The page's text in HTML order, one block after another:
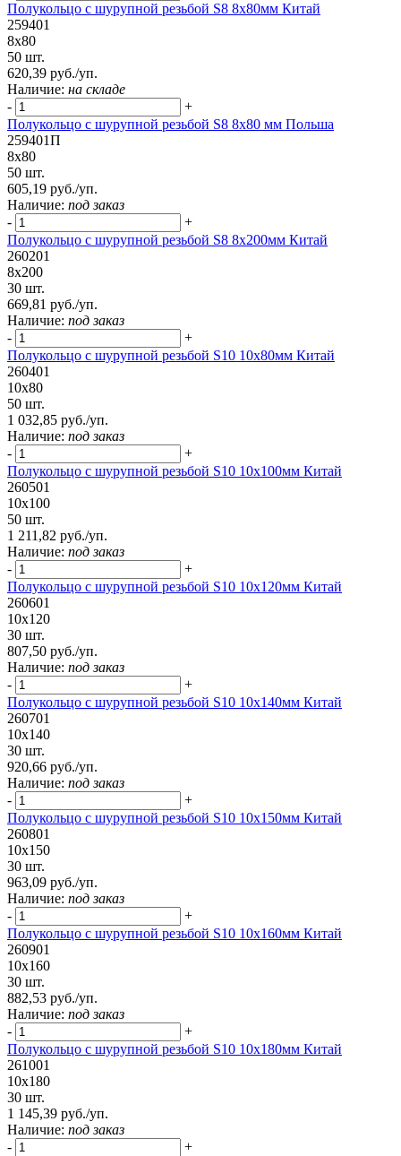
Полукольцо с шурупной резьбой S8 8х80мм Китай
259401
8х80
50 шт.
620,39 руб./уп.
Наличие: на складе
-
+
Полукольцо с шурупной резьбой S8 8х80 мм Польша
259401П
8х80
50 шт.
605,19 руб./уп.
Наличие: под заказ
-
+
Полукольцо с шурупной резьбой S8 8х200мм Китай
260201
8х200
30 шт.
669,81 руб./уп.
Наличие: под заказ
-
+
Полукольцо с шурупной резьбой S10 10х80мм Китай
260401
10х80
50 шт.
1 032,85 руб./уп.
Наличие: под заказ
-
+
Полукольцо с шурупной резьбой S10 10х100мм Китай
260501
10х100
50 шт.
1 211,82 руб./уп.
Наличие: под заказ
-
+
Полукольцо с шурупной резьбой S10 10х120мм Китай
260601
10х120
30 шт.
807,50 руб./уп.
Наличие: под заказ
-
+
Полукольцо с шурупной резьбой S10 10х140мм Китай
260701
10х140
30 шт.
920,66 руб./уп.
Наличие: под заказ
-
+
Полукольцо с шурупной резьбой S10 10х150мм Китай
260801
10х150
30 шт.
963,09 руб./уп.
Наличие: под заказ
-
+
Полукольцо с шурупной резьбой S10 10х160мм Китай
260901
10х160
30 шт.
882,53 руб./уп.
Наличие: под заказ
-
+
Полукольцо с шурупной резьбой S10 10х180мм Китай
261001
10х180
30 шт.
1 145,39 руб./уп.
Наличие: под заказ
-
+